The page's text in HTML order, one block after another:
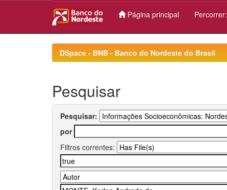
Página principal Percorrer:
DSpace - BNB - Banco do Nordeste do Brasil
Pesquisar
Pesquisar:
por
Filtros correntes: